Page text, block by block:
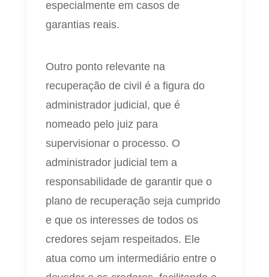
especialmente em casos de
garantias reais.
Outro ponto relevante na
recuperação de civil é a figura do
administrador judicial, que é
nomeado pelo juiz para
supervisionar o processo. O
administrador judicial tem a
responsabilidade de garantir que o
plano de recuperação seja cumprido
e que os interesses de todos os
credores sejam respeitados. Ele
atua como um intermediário entre o